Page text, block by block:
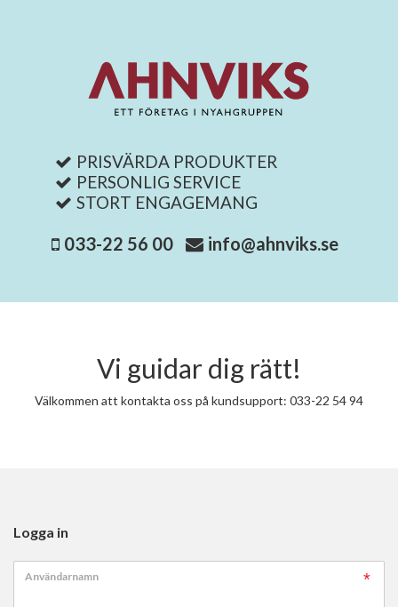
PRISVÄRDA PRODUKTER
PERSONLIG SERVICE
STORT ENGAGEMANG
033-22 56 00 info@ahnviks.se
Vi guidar dig rätt!
Välkommen att kontakta oss på kundsupport: 033-22 54 94
Logga in
Användarnamn